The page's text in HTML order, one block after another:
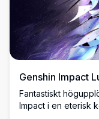
Genshin Impact
Fantastiskt
Impact i en eterisk